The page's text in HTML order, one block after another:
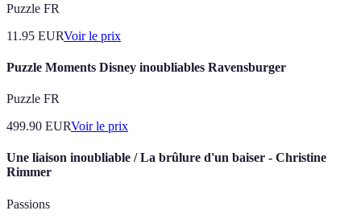
Puzzle FR
11.95 EURVoir le prix
Puzzle Moments Disney inoubliables Ravensburger
Puzzle FR
499.90 EURVoir le prix
Une liaison inoubliable / La brûlure d'un baiser - Christine
Rimmer
Passions